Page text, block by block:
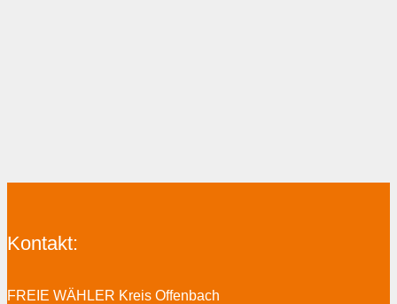
Kontakt:
FREIE WÄHLER Kreis Offenbach